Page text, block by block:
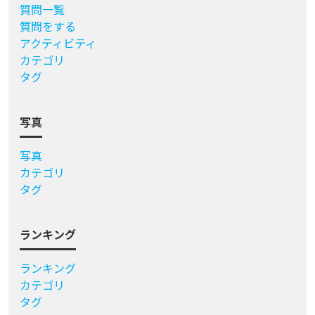
質問一覧
質問をする
アクティビティ
カテゴリ
タグ
写真
写真
カテゴリ
タグ
ランキング
ランキング
カテゴリ
タグ